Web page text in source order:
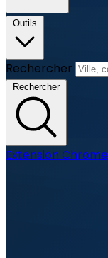
Outils
Rechercher
Rechercher
Extension Chrome